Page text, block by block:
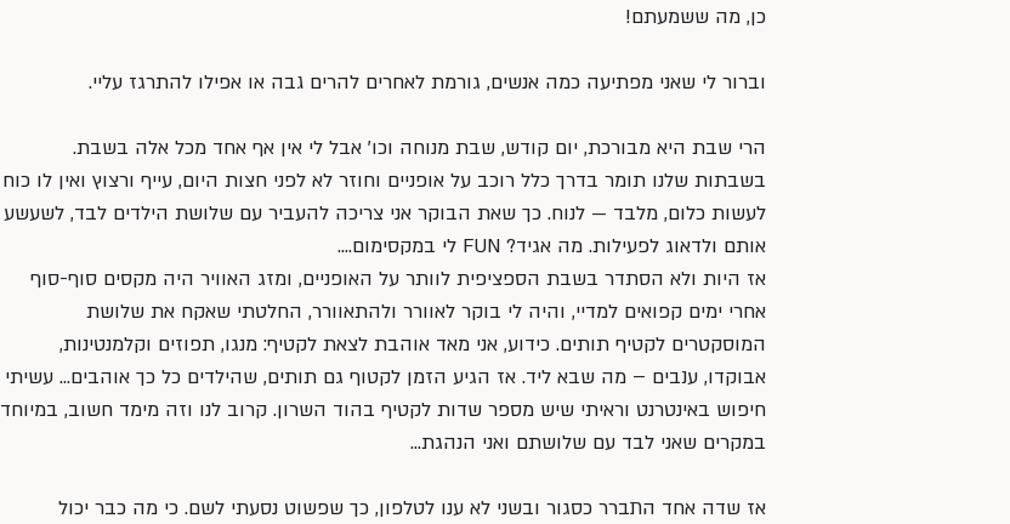
כן, מה ששמעתם!
וברור לי שאני מפתיעה כמה אנשים, גורמת לאחרים להרים גבה או אפילו להתרגז עליי.
הרי שבת היא מבורכת, יום קודש, שבת מנוחה וכו׳ אבל לי אין אף אחד מכל אלה בשבת.
בשבתות שלנו תומר בדרך כלל רוכב על אופניים וחוזר לא לפני חצות היום, עייף ורצוץ ואין לו כוח
לעשות כלום, מלבד — לנוח. כך שאת הבוקר אני צריכה להעביר עם שלושת הילדים לבד, לשעשע
אותם ולדאוג לפעילות. מה אגיד? FUN לי במקסימום….
אז היות ולא הסתדר בשבת הספציפית לוותר על האופניים, ומזג האוויר היה מקסים סוף-סוף
אחרי ימים קפואים למדיי, והיה לי בוקר לאוורר ולהתאוורר, החלטתי שאקח את שלושת
המוסקטרים לקטיף תותים. כידוע, אני מאד אוהבת לצאת לקטיף: מנגו, תפוזים וקלמנטינות,
אבוקדו, ענבים – מה שבא ליד. אז הגיע הזמן לקטוף גם תותים, שהילדים כל כך אוהבים… עשיתי
חיפוש באינטרנט וראיתי שיש מספר שדות לקטיף בהוד השרון. קרוב לנו וזה מימד חשוב, במיוחד
במקרים שאני לבד עם שלושתם ואני הנהגת…
אז שדה אחד התברר כסגור ובשני לא ענו לטלפון, כך שפשוט נסעתי לשם. כי מה כבר יכול